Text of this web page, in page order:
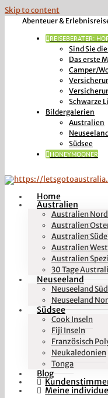
Skip to content
Abenteuer &
REISEBERATER:
Sind Sie
Das erste
Camper/
Schwarze
Bildergalerien
Australien
Südsee
HONEYMOONER
Home
Australien
Australien
Australien
Australien
Australien
Australien
30 Tage
Neuseeland
Neuseeland
Neuseeland
Südsee
Cook Inseln
Fiji Inseln
Französisch
Neukaledonien
Tonga
Blog
Meine